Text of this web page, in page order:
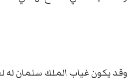
وقد يكون غياب الملك سلمان له